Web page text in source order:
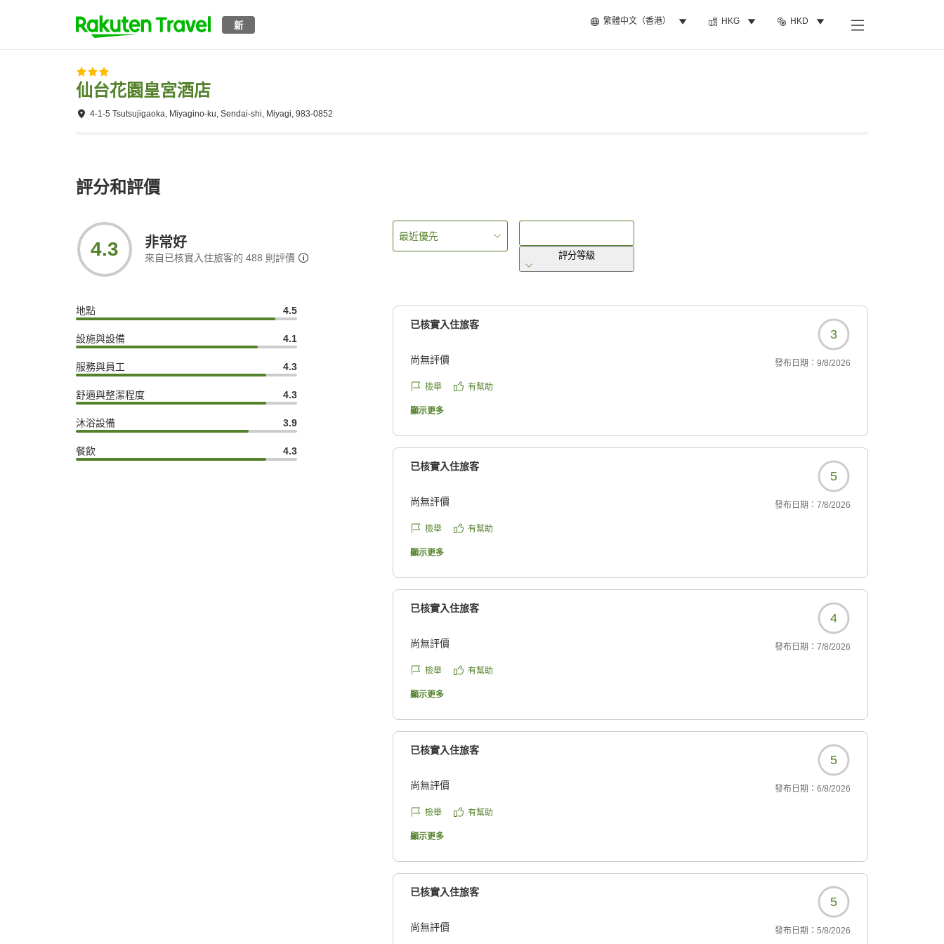
新 繁體中文（香港） HKG HKD
仙台花園皇宮酒店
4-1-5 Tsutsujigaoka, Miyagino-ku, Sendai-shi, Miyagi, 983-0852
評分和評價
4.3 非常好
來自已核實入住旅客的 488 則評價
地點 4.5
設施與設備 4.1
服務與員工 4.3
舒適與整潔程度 4.3
沐浴設備 3.9
餐飲 4.3
最近優先
評分等級
已核實入住旅客
3
尚無評價 發布日期： 9/8/2026
檢舉 有幫助
顯示更多
已核實入住旅客
5
尚無評價 發布日期： 7/8/2026
檢舉 有幫助
顯示更多
已核實入住旅客
4
尚無評價 發布日期： 7/8/2026
檢舉 有幫助
顯示更多
已核實入住旅客
5
尚無評價 發布日期： 6/8/2026
檢舉 有幫助
顯示更多
已核實入住旅客
5
尚無評價 發布日期： 5/8/2026